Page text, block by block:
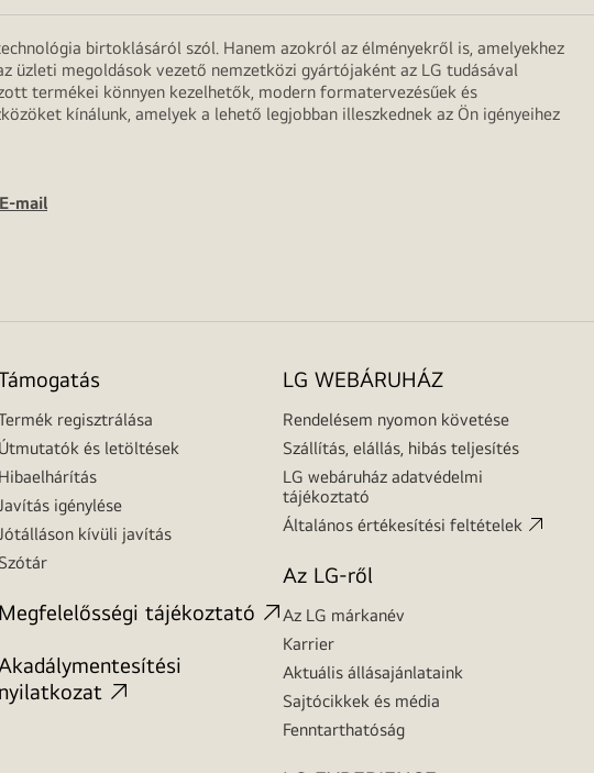
birtoklásáról szól. Hanem azokról az élményekről is, amelyekhez
üzleti megoldások vezető nemzetközi gyártójaként az LG tudásával
termékei könnyen kezelhetők, modern formatervezésűek és
kínálunk, amelyek a lehető legjobban illeszkednek az Ön igényeihez
E-mail
regisztrálása
Útmutatók és letöltések
Hibaelhárítás
igénylése
kívüli javítás
Szótár
Megfelelősségi tájékoztató
Akadálymentesítési
nyilatkozat
LG WEBÁRUHÁZ
Rendelésem nyomon követése
Szállítás, elállás, hibás teljesítés
LG webáruház adatvédelmi
tájékoztató
Általános értékesítési feltételek
Az LG-ről
Az LG márkanév
Karrier
Aktuális állásajánlataink
Sajtócikkek és média
Fenntarthatóság